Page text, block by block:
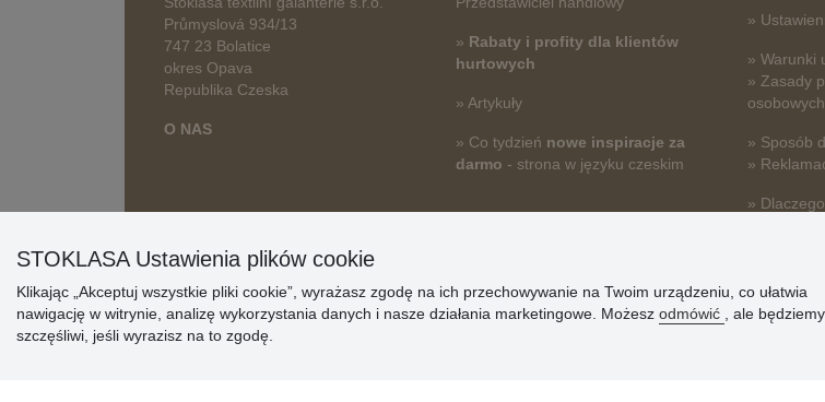
Průmyslová 934/13
747 23 Bolatice
okres Opava
Republika Czeska
O NAS
» Rabaty i profity dla klientów
hurtowych
» Artykuły
» Co tydzień nowe inspiracje za
darmo - strona w języku czeskim
»
» Warunki
» Zasady
osobowych
» Sposób
»
»
STOKLASA Ustawienia plików cookie
Klikając „Akceptuj wszystkie pliki cookie”, wyrażasz zgodę na ich przechowywanie na Twoim urządzeniu, co ułatwia
nawigację w witrynie, analizę wykorzystania danych i nasze działania marketingowe. Możesz odmówić
, ale będziemy
szczęśliwi, jeśli wyrazisz na to zgodę.